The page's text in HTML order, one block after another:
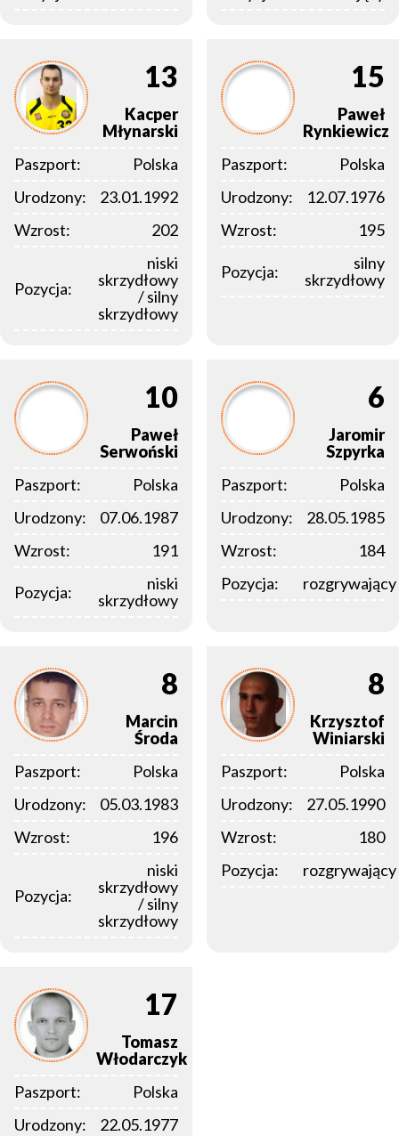
13
Kacper
Młynarski
Paszport:
Polska
Urodzony:
23.01.1992
Wzrost:
202
Pozycja:
niski
skrzydłowy
/ silny
skrzydłowy
15
Paweł
Rynkiewicz
Paszport:
Polska
Urodzony:
12.07.1976
Wzrost:
195
Pozycja:
silny
skrzydłowy
10
Paweł
Serwoński
Paszport:
Polska
Urodzony:
07.06.1987
Wzrost:
191
Pozycja:
niski
skrzydłowy
6
Jaromir
Szpyrka
Paszport:
Polska
Urodzony:
28.05.1985
Wzrost:
184
Pozycja:
rozgrywający
8
Marcin
Środa
Paszport:
Polska
Urodzony:
05.03.1983
Wzrost:
196
Pozycja:
niski
skrzydłowy
/ silny
skrzydłowy
8
Krzysztof
Winiarski
Paszport:
Polska
Urodzony:
27.05.1990
Wzrost:
180
Pozycja:
rozgrywający
17
Tomasz
Włodarczyk
Paszport:
Polska
Urodzony:
22.05.1977